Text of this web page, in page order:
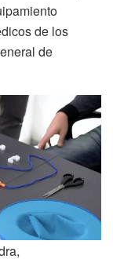
de los
de